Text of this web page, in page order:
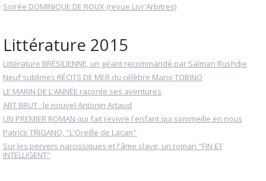
Soirée DOMINIQUE DE ROUX (revue Livr'Arbitres)
Littérature 2015
Littérature BRÉSILIENNE, un géant recommandé par Salman Rushdie
Neuf sublimes RÉCITS DE MER du célèbre Mario TOBINO
LE MARIN DE L'ANNÉE raconte ses aventures
ART BRUT : le nouvel Antonin Artaud
UN PREMIER ROMAN qui fait revivre l'enfant qui sommeille en nous
Patrice TRIGANO, "L'Oreille de Lacan"
Sur les pervers narcissiques et l'âme slave, un roman "FIN ET
INTELLIGENT"